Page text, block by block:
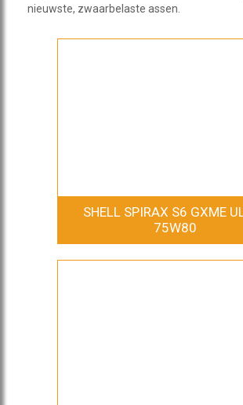
nieuwste, zwaarbelaste assen.
SHELL SPIRAX S6 GXME
75W80